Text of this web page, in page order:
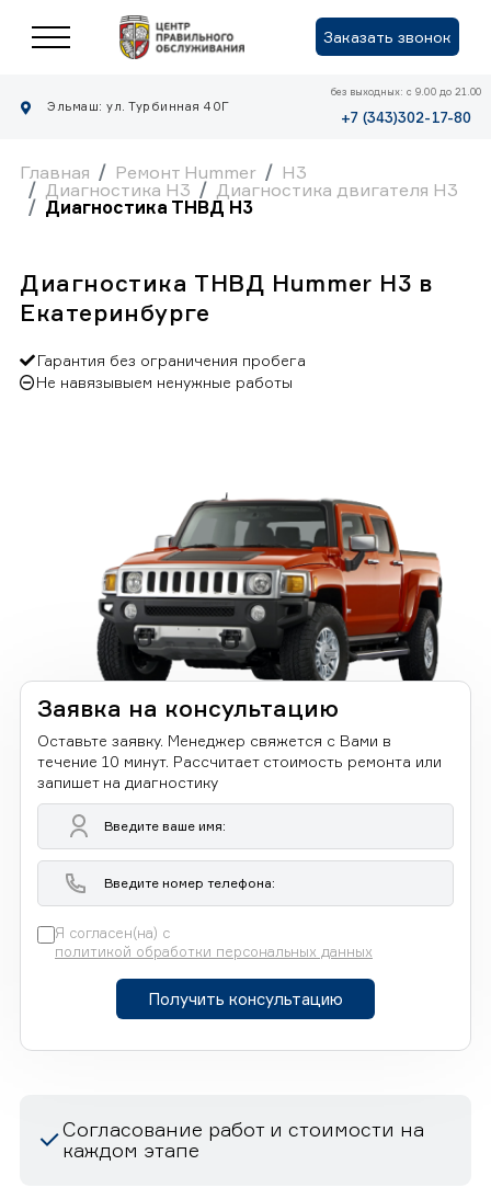
Заказать звонок
Эльмаш: ул. Турбинная 40Г
без выходных: с 9.00 до 21.00
+7 (343)302-17-80
Главная Ремонт Hummer
H3
Диагностика H3
Диагностика двигателя H3
Диагностика ТНВД H3
Диагностика ТНВД Hummer H3 в
Екатеринбурге
Гарантия без ограничения пробега
Не навязывыем ненужные работы
Заявка на консультацию
Оставьте заявку. Менеджер свяжется с Вами в
течение 10 минут. Рассчитает стоимость ремонта или
запишет на диагностику
Я согласен(на) с
политикой обработки персональных данных
Получить консультацию
Согласование работ и стоимости на
каждом этапе